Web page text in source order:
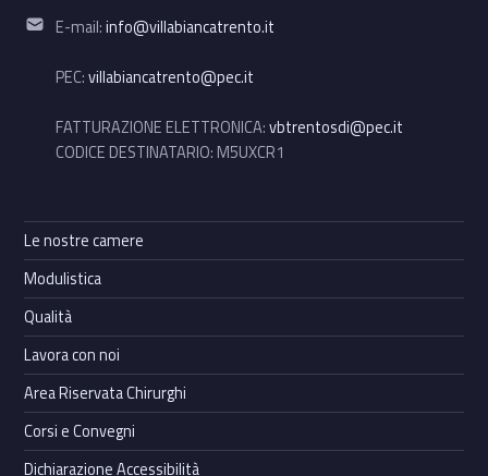
Email address:
E-mail:info@villabiancatrento.it
PEC:villabiancatrento@pec.it
FATTURAZIONE ELETTRONICA:vbtrentosdi@pec.it
CODICE DESTINATARIO: M5UXCR1
Le nostre camere
Modulistica
Qualità
Lavora con noi
Area Riservata Chirurghi
Corsi e Convegni
Dichiarazione Accessibilità